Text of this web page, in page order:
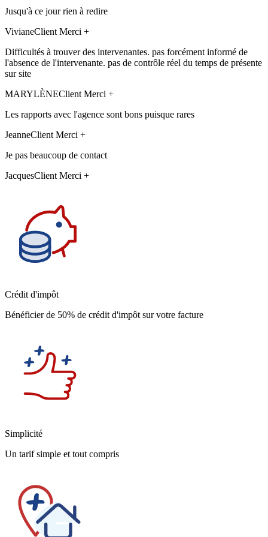
Jusqu'à ce jour rien à redire
VivianeClient Merci +
Difficultés à trouver des intervenantes. pas forcément informé de
l'absence de l'intervenante. pas de contrôle réel du temps de présente
sur site
MARYLÈNEClient Merci +
Les rapports avec l'agence sont bons puisque rares
JeanneClient Merci +
Je pas beaucoup de contact
JacquesClient Merci +
Crédit d'impôt
Bénéficier de 50% de crédit d'impôt sur votre facture
Simplicité
Un tarif simple et tout compris